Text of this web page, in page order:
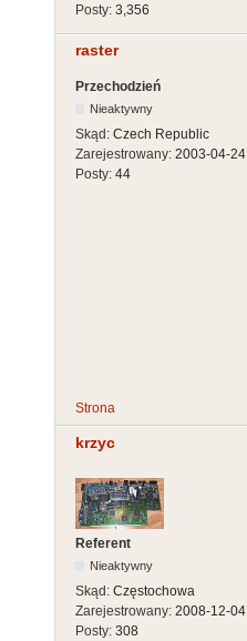
Posty: 3,356
raster
Przechodzień
Nieaktywny
Skąd: Czech Republic
Zarejestrowany: 2003-04-24
Posty: 44
Strona
krzyc
Referent
Nieaktywny
Skąd: Częstochowa
Zarejestrowany: 2008-12-04
Posty: 308